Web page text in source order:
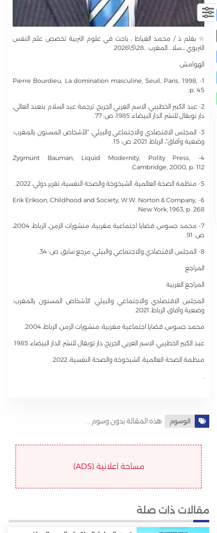
☆ بقلم ذ / محمد الغياط ، باحث في علوم التربية تخصص علم النفس
التربوي …سلا ..المغرب ..28\5\2026
الهوامش
1- Pierre Bourdieu, La domination masculine, Seuil, Paris, 1998,
p. 45.
2- عبد الكبير الخطيبي، الاسم العربي الجريح، ترجمة عبد السلام بنعبد العالي،
دار توبقال للنشر، الدار البيضاء، 1985، ص: 77.
3- المجلس الاقتصادي والاجتماعي والبيئي، “الأشخاص المسنون بالمغرب:
وضعية وآفاق”، الرباط، 2021، ص: 15.
4- Zygmunt Bauman, Liquid Modernity, Polity Press,
Cambridge, 2000, p. 112.
5- منظمة الصحة العالمية، الشيخوخة والصحة النفسية، تقرير دولي، 2022.
6- Erik Erikson, Childhood and Society, W.W. Norton & Company,
New York, 1963, p. 268.
7- محمد جسوس، قضايا اجتماعية مغربية، منشورات الزمن، الرباط، 2004،
ص: 91.
8- المجلس الاقتصادي والاجتماعي والبيئي، مرجع سابق، ص: 34.
المراجع
المراجع العربية
المجلس الاقتصادي والاجتماعي والبيئي، الأشخاص المسنون بالمغرب:
وضعية وآفاق، الرباط، 2021.
محمد جسوس، قضايا اجتماعية مغربية، منشورات الزمن، الرباط، 2004.
عبد الكبير الخطيبي، الاسم العربي الجريح، دار توبقال للنشر، الدار البيضاء، 1985.
منظمة الصحة العالمية، الشيخوخة والصحة النفسية، 2022.
الوسوم هذه المقالة بدون وسوم . .
مساحة اعلانية (ADS)
مقالات ذات صلة